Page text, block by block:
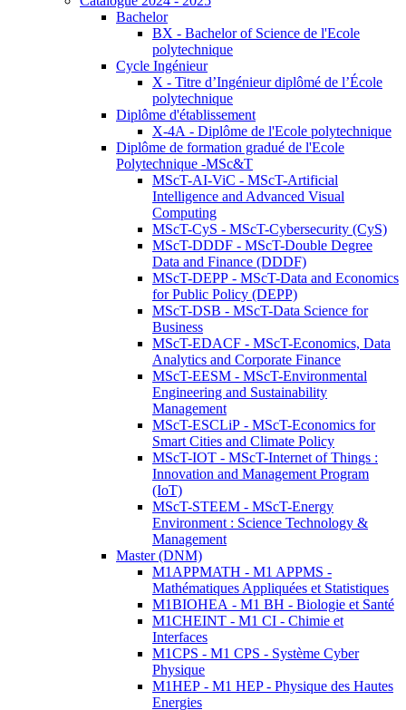
Bachelor
BX - Bachelor of Science de l'Ecole
polytechnique
Cycle Ingénieur
X - Titre d’Ingénieur diplômé de l’École
polytechnique
Diplôme d'établissement
X-4A - Diplôme de l'Ecole polytechnique
Diplôme de formation gradué de l'Ecole
Polytechnique -MSc&T
MScT-AI-ViC - MScT-Artificial
Intelligence and Advanced Visual
Computing
MScT-CyS - MScT-Cybersecurity (CyS)
MScT-DDDF - MScT-Double Degree
Data and Finance (DDDF)
MScT-DEPP - MScT-Data and Economics
for Public Policy (DEPP)
MScT-DSB - MScT-Data Science for
Business
MScT-EDACF - MScT-Economics, Data
Analytics and Corporate Finance
MScT-EESM - MScT-Environmental
Engineering and Sustainability
Management
MScT-ESCLiP - MScT-Economics for
Smart Cities and Climate Policy
MScT-IOT - MScT-Internet of Things :
Innovation and Management Program
(IoT)
MScT-STEEM - MScT-Energy
Environment : Science Technology &
Management
Master (DNM)
M1APPMATH - M1 APPMS -
Mathématiques Appliquées et Statistiques
M1BIOHEA - M1 BH - Biologie et Santé
M1CHEINT - M1 CI - Chimie et
Interfaces
M1CPS - M1 CPS - Système Cyber
Physique
M1HEP - M1 HEP - Physique des Hautes
Energies